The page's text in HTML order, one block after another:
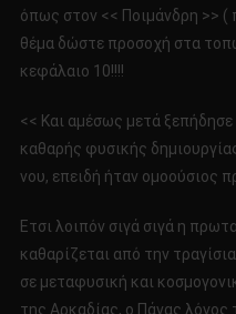
όπως στον << Ποιμάνδρη >>
θέμα δώστε προσοχή στα
κεφάλαιο 10!!!!
<< Και αμέσως μετά
καθαρής φυσικής
νου, επειδή ήταν ομοούσιος
Ετσι λοιπόν σιγά σιγά η
καθαρίζεται από την
σε μεταφυσική και
της Αρκαδίας, ο Πάνας